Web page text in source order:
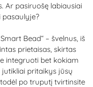
Ar pasiruošę labiausiai
Bead“ – švelnus, iš
prietaisas, skirtas
integruoti bet kokiam
pritaikys jūsų
po truputį tvirtinsite